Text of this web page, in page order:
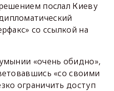
послал Киеву
со ссылкой на
«очень обидно»,
«со своими
ограничить доступ